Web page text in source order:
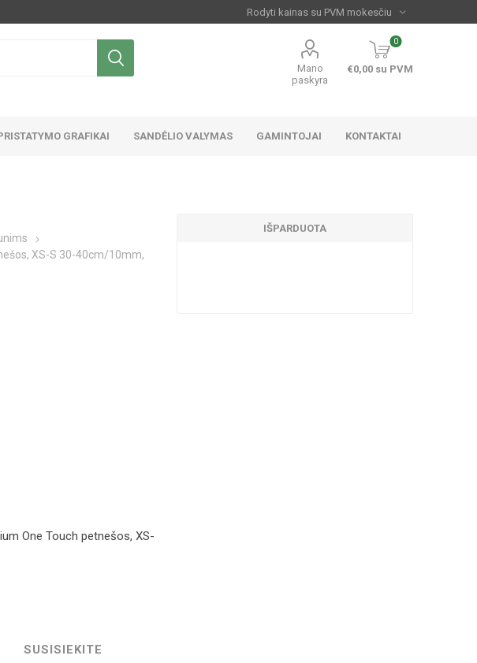
Mano
paskyra
0
€0,00 su PVM
GRAFIKAI SANDĖLIO VALYMAS GAMINTOJAI KONTAKTAI
XS-S 30-40cm/10mm,
One Touch petnešos, XS-
IŠPARDUOTA
SUSISIEKITE